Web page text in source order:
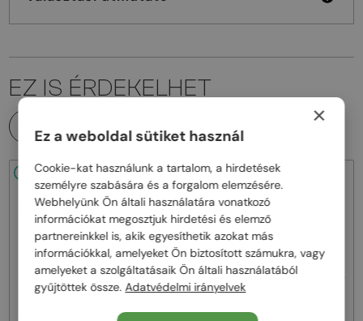
EZ IS ÉRDEKELHET
48/72
Fred— Napszemüvegek
48/72
Fred—Napszemüvegek
FG40064U - 30G - 59
×
Ez a weboldal sütiket használ
Cookie-kat használunk a tartalom, a hirdetések
személyre szabására és a forgalom elemzésére.
Webhelyünk Ön általi használatára vonatkozó
információkat megosztjuk hirdetési és elemző
partnereinkkel is, akik egyesíthetik azokat más
információkkal, amelyeket Ön biztosított számukra, vagy
amelyeket a szolgáltatásaik Ön általi használatából
gyűjtöttek össze.Adatvédelmi irányelvek